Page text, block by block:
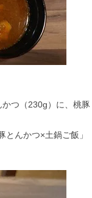
つ（230g）に、桃豚
んかつ×土鍋ご飯」